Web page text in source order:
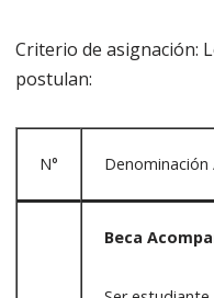
Criterio de asignación:
postulan:
N°
Beca